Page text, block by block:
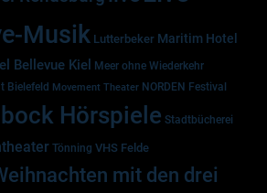
Musik Lutterbeker Maritim Hotel
Bellevue Kiel Meer ohne Wiederkehr
Bielefeld Movement Theater NORDEN Festival
Hörspiele Stadtbücherei
Tönning VHS Felde
mit den drei